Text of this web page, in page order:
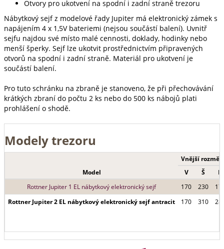
Otvory pro ukotvení na spodní i zadní straně trezoru
Nábytkový sejf z modelové řady Jupiter má elektronický zámek s
napájením 4 x 1,5V bateriemi (nejsou součástí balení). Uvnitř
sejfu najdou své místo malé cennosti, doklady, hodinky nebo
menší šperky. Sejf lze ukotvit prostřednictvím připravených
otvorů na spodní i zadní straně. Materiál pro ukotvení je
součástí balení.
Pro tuto schránku na zbraně je stanoveno, že při přechovávání
krátkých zbraní do počtu 2 ks nebo do 500 ks nábojů plati
prohlášení o shodě.
Modely trezoru
Model
Vnější
V
Š
H
Rottner Jupiter 1 EL nábytkový elektronický sejf
170 230
Rottner Jupiter 2 EL nábytkový elektronický sejf antracit
170 310